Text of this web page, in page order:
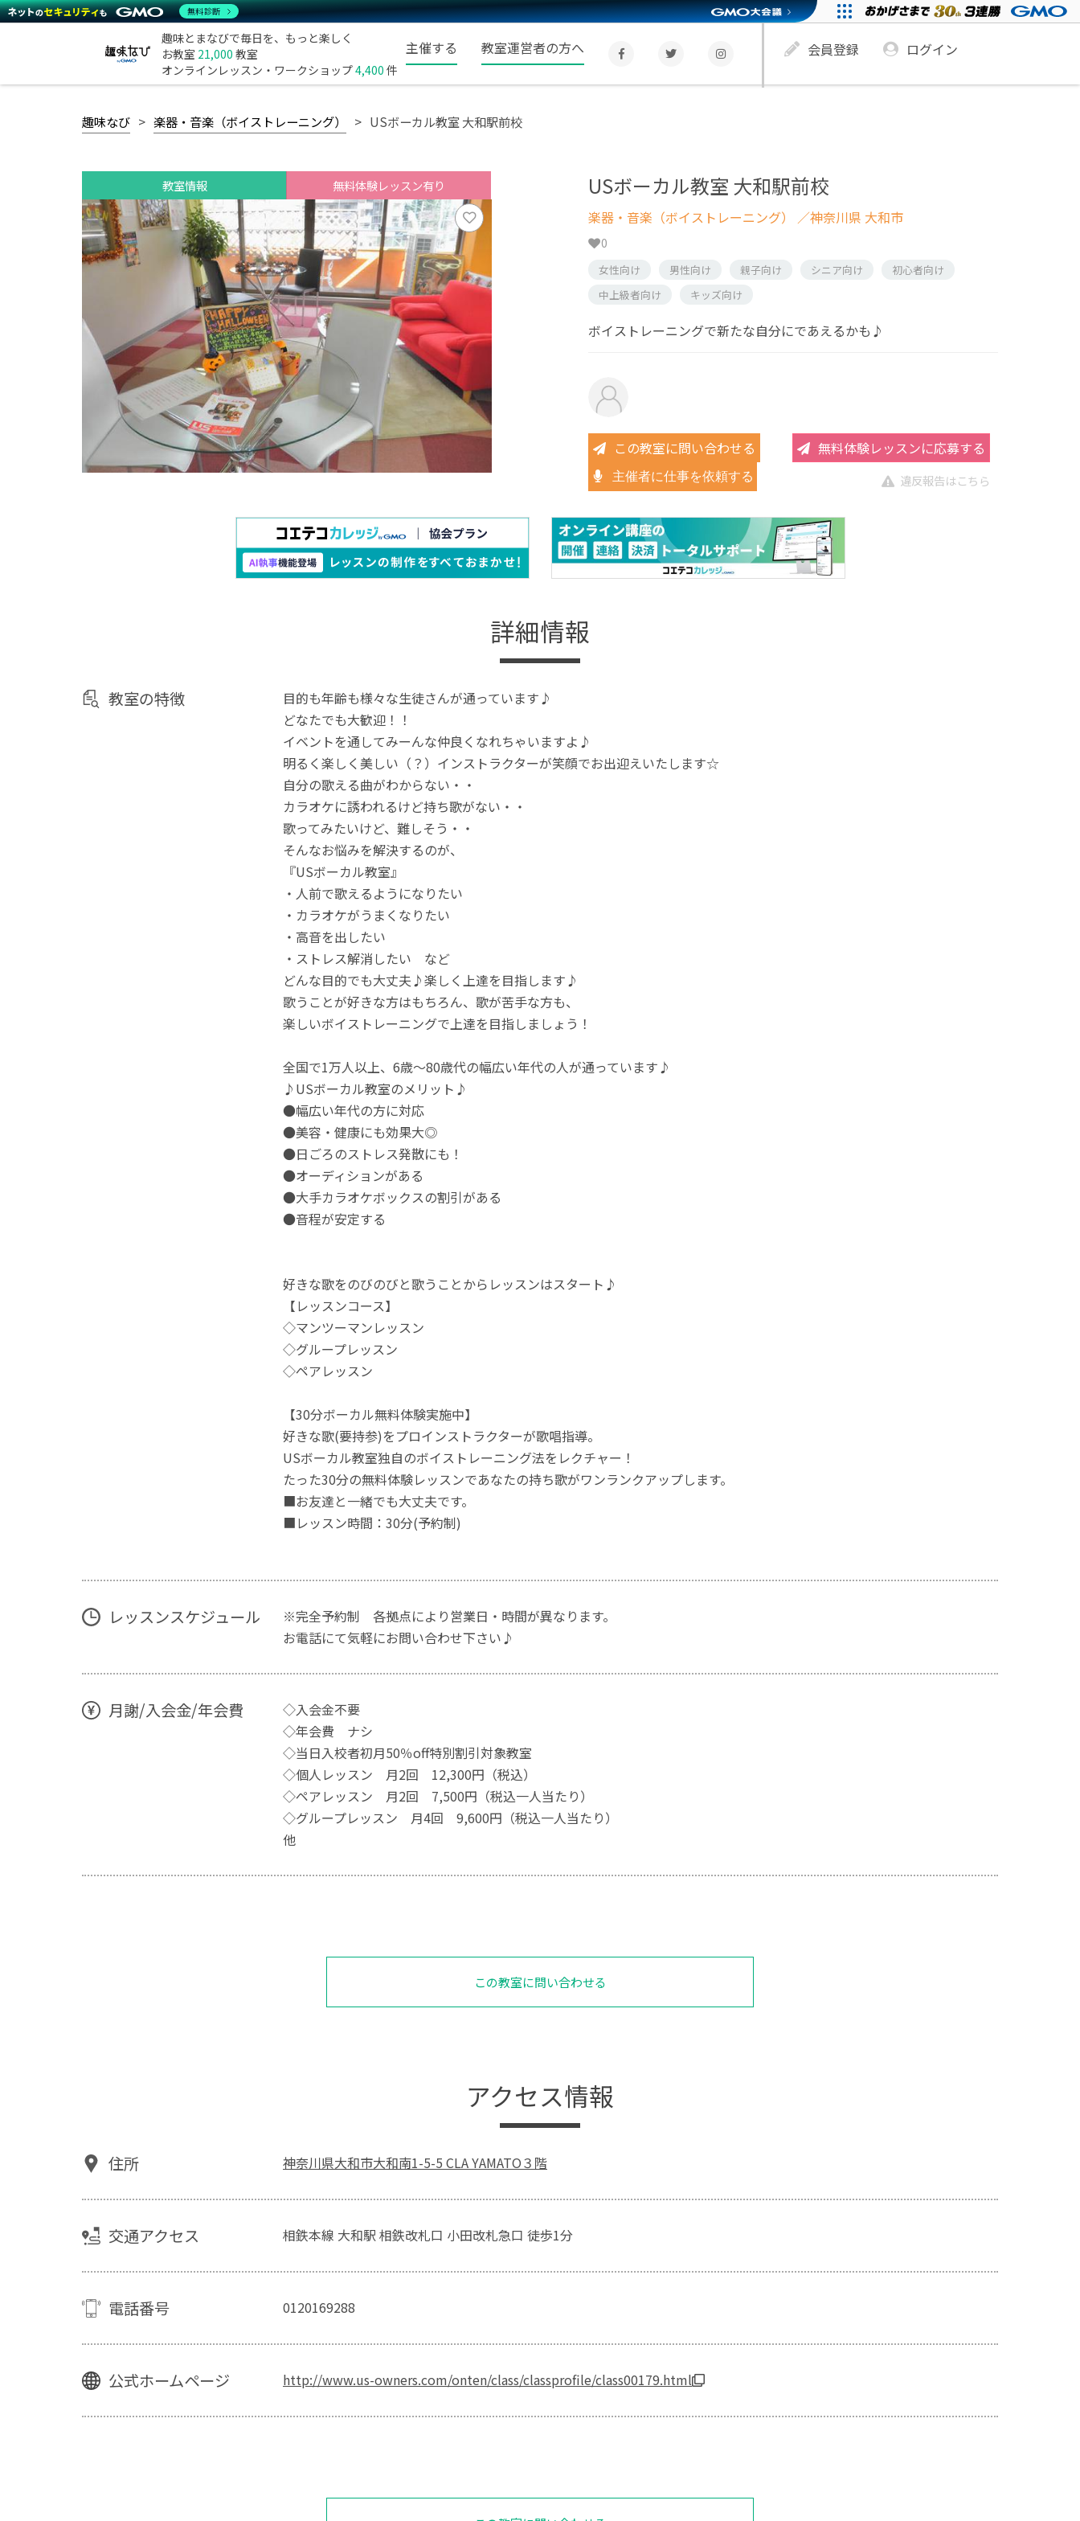
趣味とまなびで毎日を、もっと楽しく
お教室 21,000 教室
オンラインレッスン・ワークショップ4,400 件
主催する 教室運営者の方へ 会員登録 ログイン
趣味なび 楽器・音楽（ボイストレーニング） USボーカル教室 大和駅前校
教室情報 無料体験レッスン有り USボーカル教室 大和駅前校
楽器・音楽（ボイストレーニング） ／神奈川県 大和市
0
女性向け 男性向け 親子向け シニア向け
初心者向け
中上級者向け
キッズ向け
ボイストレーニングで新たな自分にであえるかも♪
この教室に問い合わせる 無料体験レッスンに応募する
主催者に仕事を依頼する 違反報告はこちら
詳細情報
教室の特徴
目的も年齢も様々な生徒さんが通っています♪
どなたでも大歓迎！！
イベントを通してみーんな仲良くなれちゃいますよ♪
明るく楽しく美しい（？）インストラクターが笑顔でお出迎えいたします☆
自分の歌える曲がわからない・・
カラオケに誘われるけど持ち歌がない・・
歌ってみたいけど、難しそう・・
そんなお悩みを解決するのが、
『USボーカル教室』
・人前で歌えるようになりたい
・カラオケがうまくなりたい
・高音を出したい
・ストレス解消したい など
どんな目的でも大丈夫♪楽しく上達を目指します♪
歌うことが好きな方はもちろん、歌が苦手な方も、
楽しいボイストレーニングで上達を目指しましょう！
全国で1万人以上、6歳～80歳代の幅広い年代の人が通っています♪
♪USボーカル教室のメリット♪
●幅広い年代の方に対応
●美容・健康にも効果大◎
●日ごろのストレス発散にも！
●オーディションがある
●大手カラオケボックスの割引がある
●音程が安定する
好きな歌をのびのびと歌うことからレッスンはスタート♪
【レッスンコース】
◇マンツーマンレッスン
◇グループレッスン
◇ペアレッスン
【30分ボーカル無料体験実施中】
好きな歌(要持参)をプロインストラクターが歌唱指導。
USボーカル教室独自のボイストレーニング法をレクチャー！
たった30分の無料体験レッスンであなたの持ち歌がワンランクアップします。
■お友達と一緒でも大丈夫です。
■レッスン時間：30分(予約制)
レッスンスケジュール
※完全予約制 各拠点により営業日・時間が異なります。
お電話にて気軽にお問い合わせ下さい♪
月謝/入会金/年会費
◇入会金不要
◇年会費 ナシ
◇当日入校者初月50％off特別割引対象教室
◇個人レッスン 月2回 12,300円（税込）
◇ペアレッスン 月2回 7,500円（税込一人当たり）
◇グループレッスン 月4回 9,600円（税込一人当たり）
他
この教室に問い合わせる
アクセス情報
住所 神奈川県大和市大和南1-5-5 CLA YAMATO３階
交通アクセス 相鉄本線 大和駅 相鉄改札口 小田改札急口 徒歩1分
電話番号 0120169288
公式ホームページ http://www.us-owners.com/onten/class/classprofile/class00179.html
無料診断